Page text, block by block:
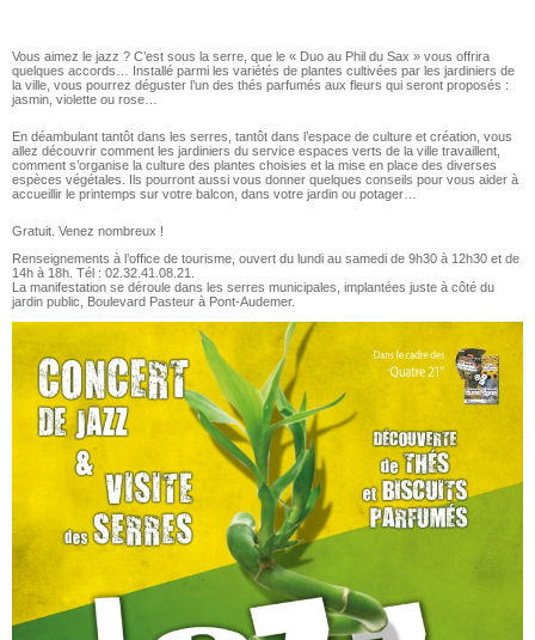
Vous aimez le jazz ? C’est sous la serre, que le « Duo au Phil du Sax » vous offrira
quelques accords… Installé parmi les variétés de plantes cultivées par les jardiniers de
la ville, vous pourrez déguster l’un des thés parfumés aux fleurs qui seront proposés :
jasmin, violette ou rose…
En déambulant tantôt dans les serres, tantôt dans l’espace de culture et création, vous
allez découvrir comment les jardiniers du service espaces verts de la ville travaillent,
comment s’organise la culture des plantes choisies et la mise en place des diverses
espèces végétales. Ils pourront aussi vous donner quelques conseils pour vous aider à
accueillir le printemps sur votre balcon, dans votre jardin ou potager…
Gratuit. Venez nombreux !
Renseignements à l’office de tourisme, ouvert du lundi au samedi de 9h30 à 12h30 et de
14h à 18h. Tél : 02.32.41.08.21.
La manifestation se déroule dans les serres municipales, implantées juste à côté du
jardin public, Boulevard Pasteur à Pont-Audemer.